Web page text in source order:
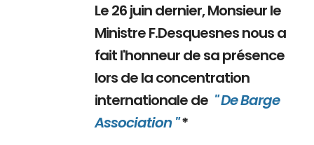
Le 26 juin dernier, Monsieur le
Ministre F.Desquesnes nous a
fait l'honneur de sa présence
lors de la concentration
internationale de " De Barge
Association "*